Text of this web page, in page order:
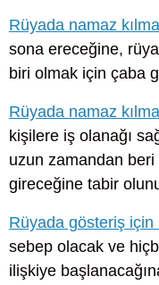
Rüyada namaz
sona ereceğine,
biri olmak için çaba
Rüyada namaz
kişilere iş olanağı
uzun zamandan
gireceğine tabir
Rüyada gösteriş için
sebep olacak ve
ilişkiye